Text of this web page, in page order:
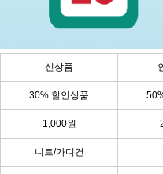
신상품
30% 할인상품
1,000원
니트/가디건